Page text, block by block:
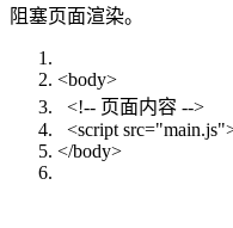
阻塞页面渲染。
<body>
<!-- 页面内容 -->
<script
</body>